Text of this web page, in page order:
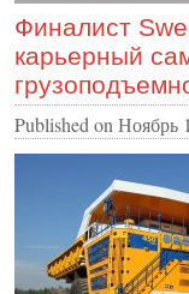
INS MAIN WEBSITE
ABOUT US
Финалист
карьерный
Published on Ноябрь